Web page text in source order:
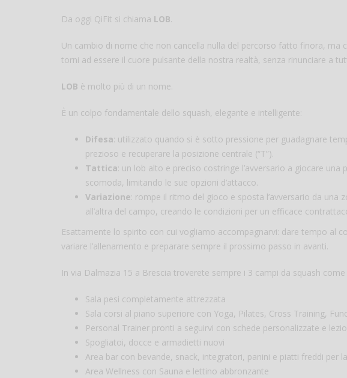
Da oggi QiFit si chiama LOB.
Un cambio di nome che non cancella nulla del percorso fatto finora, ma
torni ad essere il cuore pulsante della nostra realtà, senza rinunciare a
LOB è molto più di un nome.
È un colpo fondamentale dello squash, elegante e intelligente:
Difesa: utilizzato quando si è sotto pressione per guadagnare
prezioso e recuperare la posizione centrale (“T”).
Tattica: un lob alto e preciso costringe l’avversario a giocare una
scomoda, limitando le sue opzioni d’attacco.
Variazione: rompe il ritmo del gioco e sposta l’avversario da una
all’altra del campo, creando le condizioni per un efficace
Esattamente lo spirito con cui vogliamo accompagnarvi: dare tempo al
variare l’allenamento e preparare sempre il prossimo passo in avanti.
In via Dalmazia 15 a Brescia troverete sempre i 3 campi da squash
Sala pesi completamente attrezzata
Sala corsi al piano superiore con Yoga, Pilates, Cross Training,
Personal Trainer pronti a seguirvi con schede personalizzate e
Spogliatoi, docce e armadietti nuovi
Area bar con bevande, snack, integratori, panini e piatti freddi per
Area Wellness con Sauna e lettino abbronzante